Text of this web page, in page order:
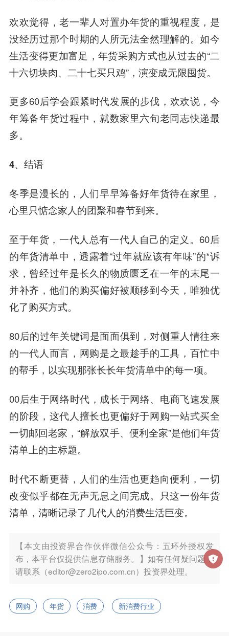
欢欢觉得，老一辈人对置办年货的重视程度，是
没经历过那个时期的人所无法全然理解的。如今
生活变得更加富足，年货采购方式也从过去的“二
十六切块肉、二十七买只鸡”，演变成无限囤货。
更多60后学会跟紧时代发展的步伐，欢欢说，今
年筹备年货过程中，就数家里六旬老同志快递最
多。
4、结语
冬季是漫长的，人们早早筹备好年货待在家里，
心里只惦念家人的团聚和春节到来。
至于年货，一代人总有一代人自己的定义。60后
的年货清单中，透露着“过年就应该有年味”的*诉
求，曾经过年是长久的物质匮乏在一年的末尾一
并补齐，他们的购买偏好被顺移到今天，唯独优
化了购买方式。
80后的过年关键词是面面俱到，对侧重人情往来
的一代人而言，网购是之最趁手的工具，百忙中
的帮手，以实现那张长长年货清单中的每一项。
00后生于网络时代，成长于网络、电商飞速发展
的阶段，这代人擅长也更偏好于网购一站式买全
一切邮回老家，“解放双手、便利全家”是他们年货
清单上的主标题。
时代不断更替，人们的生活也更趋向便利，一切
改变似乎都在无声无息之间完成。只这一份年货
清单，清晰记录了几代人的消费生活巨变。
【本文由投资界合作伙伴微信公众号：五环外授权发
布，本平台仅提供信息存储服务。】如有任何疑问题，
请联系（editor@zero2ipo.com.cn）投资界处理。
网购 年货 消费 新消费行业